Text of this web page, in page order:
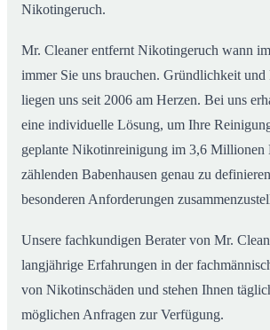
Nikotingeruch.
Mr. Cleaner entfernt Nikotingeruch wann
immer Sie uns brauchen. Gründlichkeit und
liegen uns seit 2006 am Herzen. Bei uns
eine individuelle Lösung, um Ihre
geplante Nikotinreinigung im 3,6 Millionen
zählenden Babenhausen genau zu
besonderen Anforderungen
Unsere fachkundigen Berater von Mr.
langjährige Erfahrungen in der
von Nikotinschäden und stehen Ihnen
möglichen Anfragen zur Verfügung.